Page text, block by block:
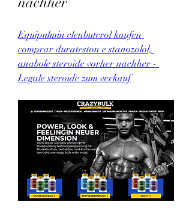
Equipulmin clenbuterol kaufen
comprar durateston e stanozolol,
anabole steroide vorher nachher -
Legale steroide zum verkauf